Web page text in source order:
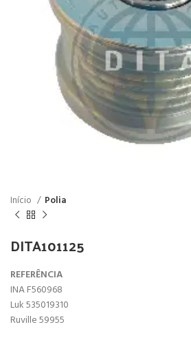
Início Polia
DITA101125
REFERÊNCIA
INA F560968
Luk 535019310
Ruville 59955